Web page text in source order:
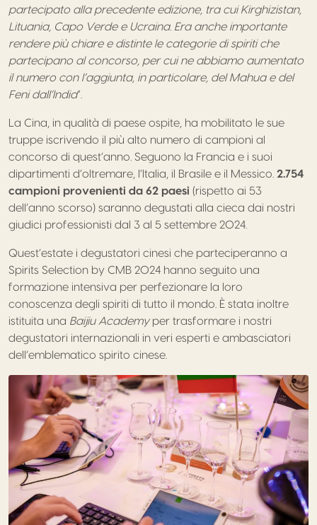
partecipato alla precedente edizione, tra cui Kirghizistan,
Lituania, Capo Verde e Ucraina. Era anche importante
rendere più chiare e distinte le categorie di spiriti che
partecipano al concorso, per cui ne abbiamo aumentato
il numero con l’aggiunta, in particolare, del Mahua e del
Feni dall’India”.
La Cina, in qualità di paese ospite, ha mobilitato le sue
truppe iscrivendo il più alto numero di campioni al
concorso di quest’anno. Seguono la Francia e i suoi
dipartimenti d’oltremare, l’Italia, il Brasile e il Messico. 2.754
campioni provenienti da 62 paesi (rispetto ai 53
dell’anno scorso) saranno degustati alla cieca dai nostri
giudici professionisti dal 3 al 5 settembre 2024.
Quest’estate i degustatori cinesi che parteciperanno a
Spirits Selection by CMB 2024 hanno seguito una
formazione intensiva per perfezionare la loro
conoscenza degli spiriti di tutto il mondo. È stata inoltre
istituita una Baijiu Academyper trasformare i nostri
degustatori internazionali in veri esperti e ambasciatori
dell’emblematico spirito cinese.